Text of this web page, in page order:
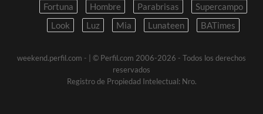
Fortuna
Hombre Parabrisas
Supercampo
Look
Luz Mia Lunateen BATimes
weekend.perfil.com -
| © Perfil.com 2006-2026 - Todos los derechos
reservados
Registro de Propiedad Intelectual: Nro.